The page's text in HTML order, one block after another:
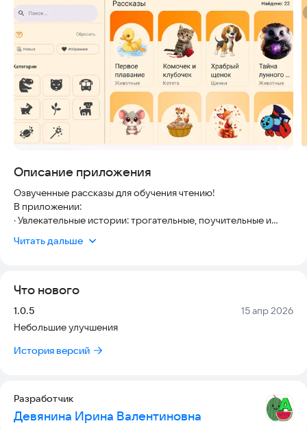
Описание приложения
Озвученные рассказы для обучения чтению!
В приложении:
· Увлекательные истории: трогательные, поучительные и
· Озвучивание с подсветкой текущего слова и слогов.
что идеально подходит для начинающих читателей.
Идеально для:
· Дошкольников, которые только знакомятся с буквами.
Читать дальше
Что нового
Версия:
1.0.5 Дата:
15 апр 2026
Небольшие улучшения
История версий
Разработчик
Девянина Ирина Валентиновна